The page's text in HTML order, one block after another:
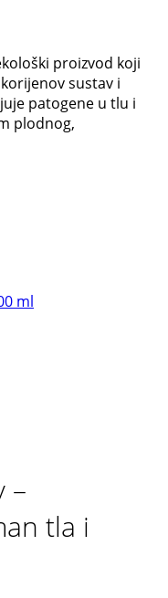
proizvod koji
sustav i
patogene u tlu i
plodnog,
ml
–
tla i